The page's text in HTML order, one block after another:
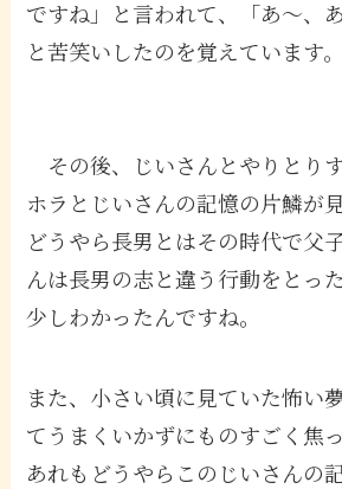
ですね」と言われて、「あ〜、
と苦笑いしたのを覚えています。
その後、じいさんとやりとり
ホラとじいさんの記憶の片鱗が
どうやら長男とはその時代で父
んは長男の志と違う行動をとっ
少しわかったんですね。
また、小さい頃に見ていた怖い
てうまくいかずにものすごく焦
あれもどうやらこのじいさんの